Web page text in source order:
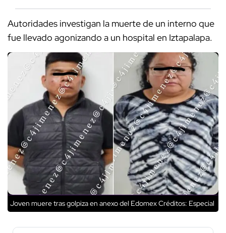
Autoridades investigan la muerte de un interno que
fue llevado agonizando a un hospital en Iztapalapa.
Joven muere tras golpiza en anexo del EdomexCréditos: Especial